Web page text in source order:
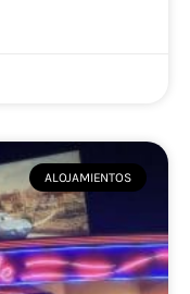
ALOJAMIENTOS